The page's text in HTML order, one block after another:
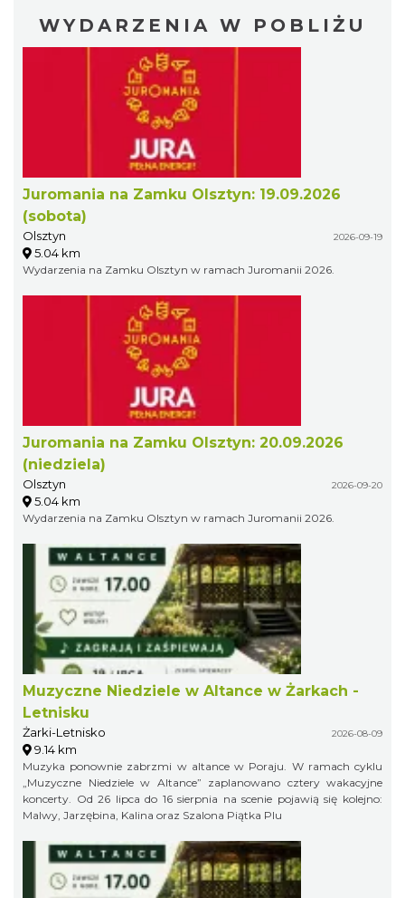
WYDARZENIA W POBLIŻU
Juromania na Zamku Olsztyn: 19.09.2026
(sobota)
Olsztyn 2026-09-19
5.04 km
Wydarzenia na Zamku Olsztyn w ramach Juromanii 2026.
Juromania na Zamku Olsztyn: 20.09.2026
(niedziela)
Olsztyn 2026-09-20
5.04 km
Wydarzenia na Zamku Olsztyn w ramach Juromanii 2026.
Muzyczne Niedziele w Altance w Żarkach -
Letnisku
Żarki-Letnisko 2026-08-09
9.14 km
Muzyka ponownie zabrzmi w altance w Poraju. W ramach cyklu
„Muzyczne Niedziele w Altance” zaplanowano cztery wakacyjne
koncerty. Od 26 lipca do 16 sierpnia na scenie pojawią się kolejno:
Malwy, Jarzębina, Kalina oraz Szalona Piątka Plu